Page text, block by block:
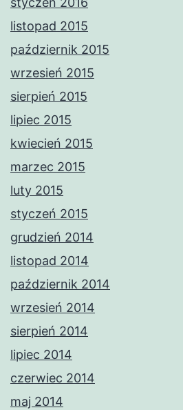
listopad 2015
październik 2015
wrzesień 2015
sierpień 2015
lipiec 2015
kwiecień 2015
marzec 2015
luty 2015
styczeń 2015
grudzień 2014
listopad 2014
październik 2014
wrzesień 2014
sierpień 2014
lipiec 2014
czerwiec 2014
maj 2014